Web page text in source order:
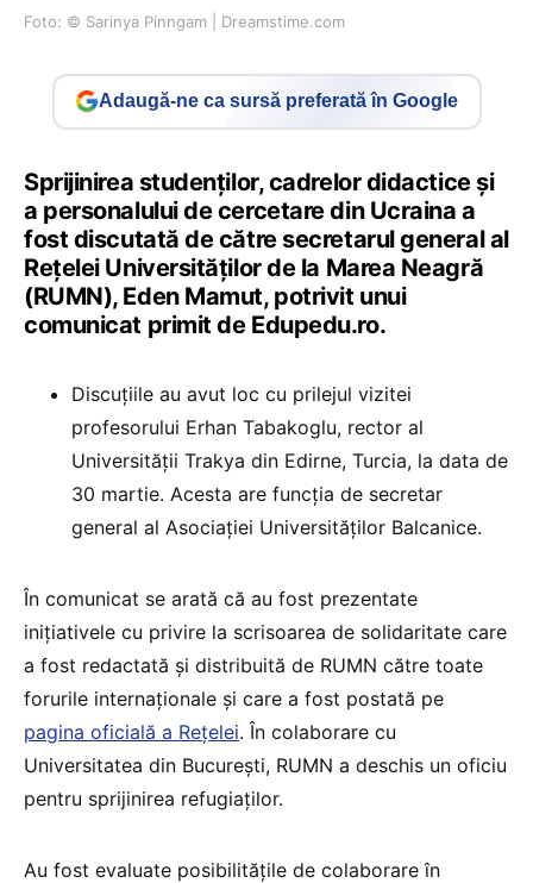
Foto: © Sarinya Pinngam | Dreamstime.com
Adaugă-ne ca sursă preferată în Google
Sprijinirea studenților, cadrelor didactice și
a personalului de cercetare din Ucraina a
fost discutată de către secretarul general al
Rețelei Universităților de la Marea Neagră
(RUMN), Eden Mamut, potrivit unui
comunicat primit de Edupedu.ro.
Discuțiile au avut loc cu prilejul vizitei
profesorului Erhan Tabakoglu, rector al
Universității Trakya din Edirne, Turcia, la data de
30 martie. Acesta are funcția de secretar
general al Asociației Universităților Balcanice.
În comunicat se arată că au fost prezentate
inițiativele cu privire la scrisoarea de solidaritate care
a fost redactată și distribuită de RUMN către toate
forurile internaționale și care a fost postată pe
pagina oficială a Rețelei. În colaborare cu
Universitatea din București, RUMN a deschis un oficiu
pentru sprijinirea refugiaților.
Au fost evaluate posibilitățile de colaborare în